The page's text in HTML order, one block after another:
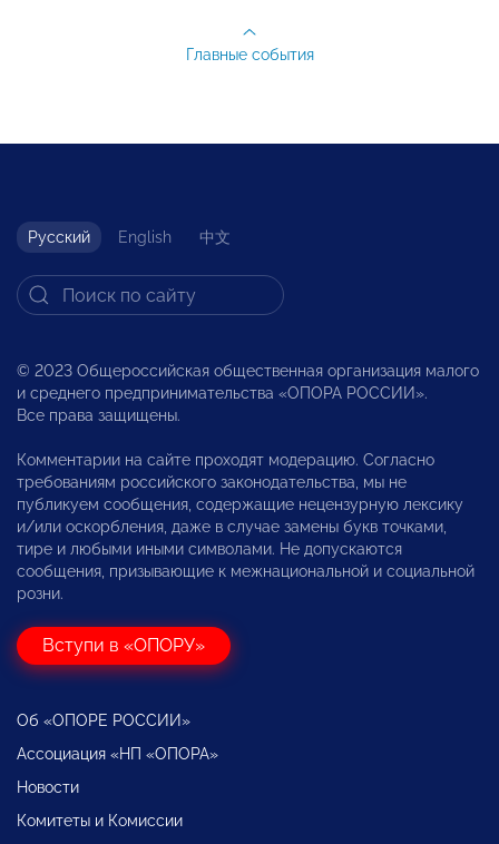
Главные события
Русский English 中文
© 2023 Общероссийская общественная организация малого
и среднего предпринимательства «ОПОРА РОССИИ».
Все права защищены.
Комментарии на сайте проходят модерацию. Согласно
требованиям российского законодательства, мы не
публикуем сообщения, содержащие нецензурную лексику
и/или оскорбления, даже в случае замены букв точками,
тире и любыми иными символами. Не допускаются
сообщения, призывающие к межнациональной и социальной
розни.
Вступи в «ОПОРУ»
Об «ОПОРЕ РОССИИ»
Ассоциация «НП «ОПОРА»
Новости
Комитеты и Комиссии